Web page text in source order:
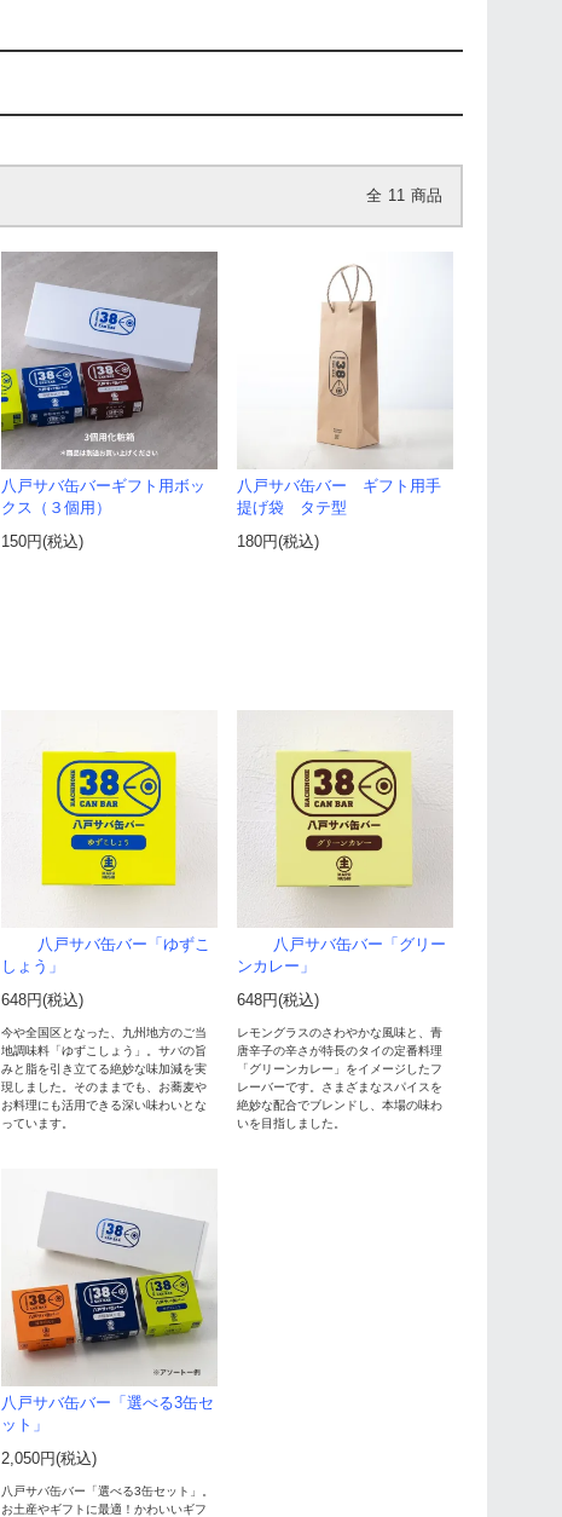
全 11 商品
八戸サバ缶バーギフト用ボッ
クス（３個用）
150円(税込)
八戸サバ缶バー ギフト用手
提げ袋 タテ型
180円(税込)
八戸サバ缶バー「ゆずこ
しょう」
648円(税込)
今や全国区となった、九州地方のご当
地調味料「ゆずこしょう」。サバの旨
みと脂を引き立てる絶妙な味加減を実
現しました。そのままでも、お蕎麦や
お料理にも活用できる深い味わいとな
っています。
八戸サバ缶バー「グリー
ンカレー」
648円(税込)
レモングラスのさわやかな風味と、青
唐辛子の辛さが特長のタイの定番料理
「グリーンカレー」をイメージしたフ
レーバーです。さまざまなスパイスを
絶妙な配合でブレンドし、本場の味わ
いを目指しました。
八戸サバ缶バー「選べる3缶セ
ット」
2,050円(税込)
八戸サバ缶バー「選べる3缶セット」。
お土産やギフトに最適！かわいいギフ